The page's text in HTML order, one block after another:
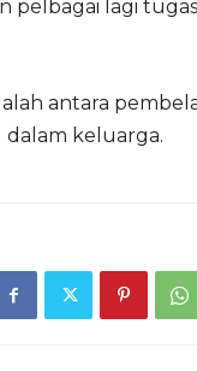
pelbagai lagi
antara
dalam keluarga.